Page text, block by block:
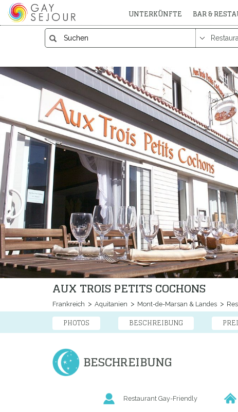
UNTERKÜNFTE BAR &
AUX TROIS PETITS COCHONS
Frankreich Aquitanien Mont-de-Marsan & Landes
PHOTOS BESCHREIBUNG
BESCHREIBUNG
Restaurant Gay-Friendly